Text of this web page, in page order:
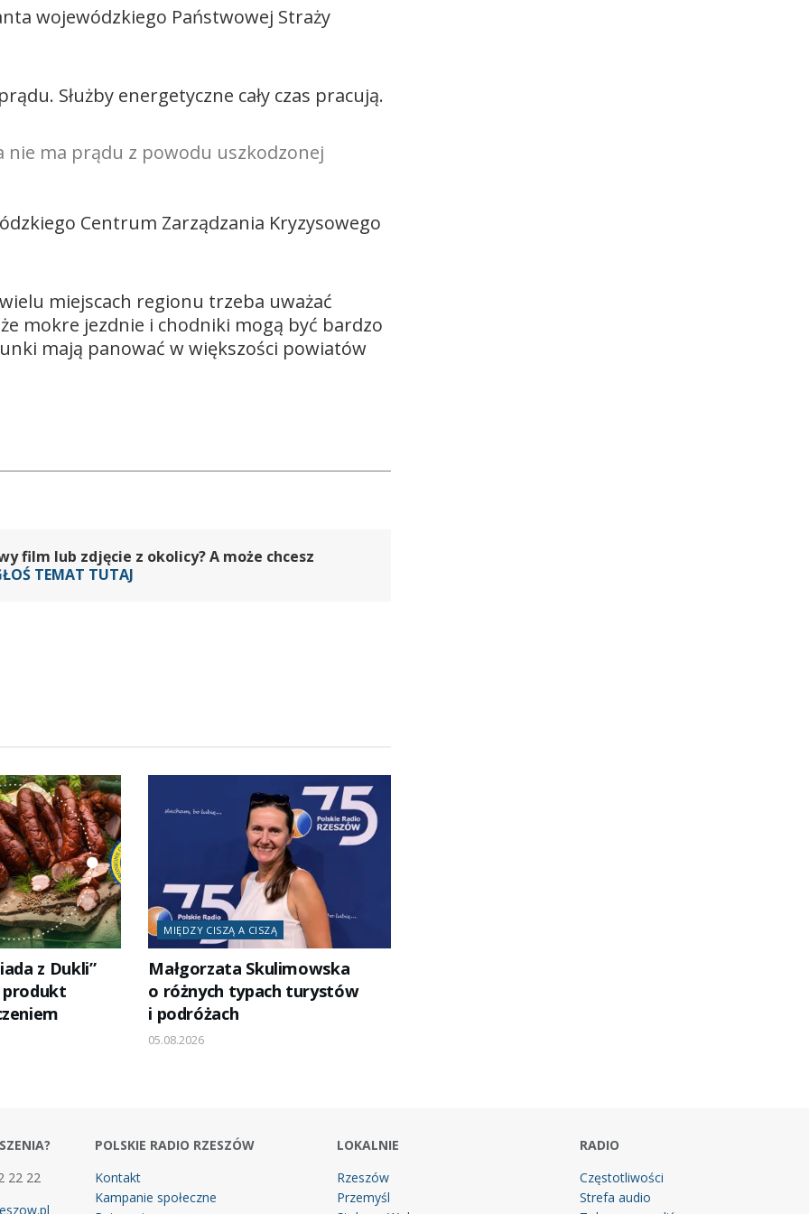
wojewódzkiego Państwowej Straży
Służby energetyczne cały czas pracują.
nie ma prądu z powodu uszkodzonej
Centrum Zarządzania Kryzysowego
miejscach regionu trzeba uważać
mokre jezdnie i chodniki mogą być bardzo
mają panować w większości powiatów
film lub zdjęcie z okolicy? A może chcesz
TEMAT TUTAJ
z Dukli”
produkt
MIĘDZY CISZĄ A CISZĄ
Małgorzata Skulimowska
o różnych typach turystów
i podróżach
05.08.2026
22 22
POLSKIE RADIO RZESZÓW
Kontakt
Kampanie społeczne
LOKALNIE
Rzeszów
Przemyśl
RADIO
Częstotliwości
Strefa audio